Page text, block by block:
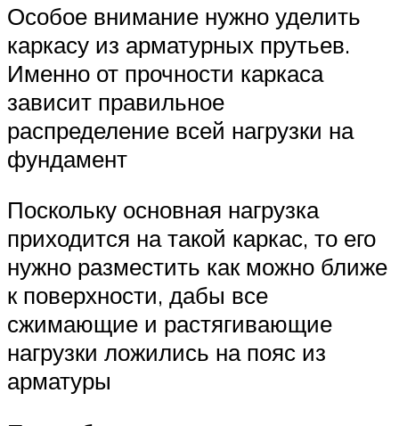
Особое внимание нужно уделить
каркасу из арматурных прутьев.
Именно от прочности каркаса
зависит правильное
распределение всей нагрузки на
фундамент
Поскольку основная нагрузка
приходится на такой каркас, то его
нужно разместить как можно ближе
к поверхности, дабы все
сжимающие и растягивающие
нагрузки ложились на пояс из
арматуры